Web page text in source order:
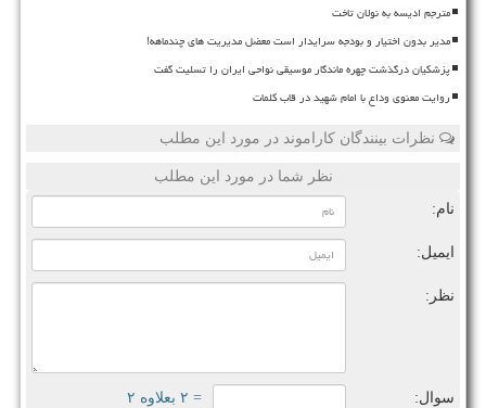
مترجم ادیسه به نولان تاخت
مدیر بدون اختیار و بودجه سرایدار است معضل مدیریت های چندماهه!
پزشکیان درگذشت چهره ماندگار موسیقی نواحی ایران را تسلیت گفت
روایت معنوی وداع با امام شهید در قاب کلمات
نظرات بینندگان کاراموند در مورد این مطلب
نظر شما در مورد این مطلب
نام:
ایمیل:
نظر:
سوال: = ۲ بعلاوه ۲